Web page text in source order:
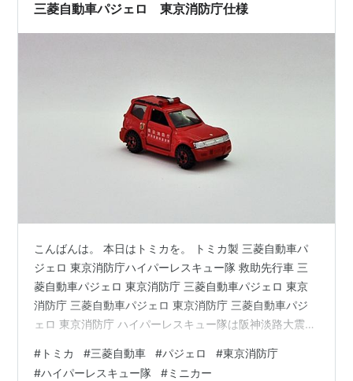
三菱自動車パジェロ 東京消防庁仕様
こんばんは。 本日はトミカを。 トミカ製 三菱自動車パ
ジェロ 東京消防庁ハイパーレスキュー隊 救助先行車 三
菱自動車パジェロ 東京消防庁 三菱自動車パジェロ 東京
消防庁 三菱自動車パジェロ 東京消防庁 三菱自動車パジ
ェロ 東京消防庁 ハイパーレスキュー隊は阪神淡路大震災
応できる人材、機材、ネットワークを駆使して救助を行
# トミカ #三菱自動車 #パジェロ #東京消防庁
#ハイパーレスキュー隊 #ミニカー